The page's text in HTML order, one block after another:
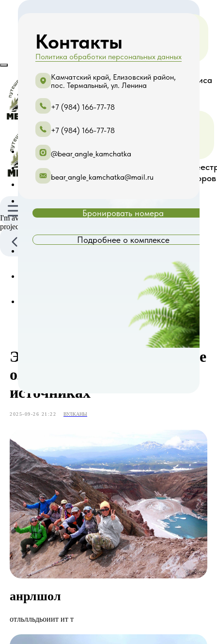
В начало
Туры
Галерея
I'm available for business trips to other cities for
projects lasting a month or longer.
Экскурсия на Толмачевское
озеро купание в горячих
источниках
2025-09-26 21:22 ВУЛКАНЫ
анрлшол
отльлльдьоиит ит т
Гостиничный
комплекс
Комфортное размещение для
индивидуальных групп на собственной
базе премиум-класса, расположенный в
санаторно-курортной зоне Паратунка.
Собственный термальный источник
Бронировать номера
Подробнее о комплексе
и групповые туры уровень сервиса
гиды
Входим в
туроператоров
Контакты
Камчатский край, Елизовский район,
пос. Термальный, ул. Ленина
+7 (984) 166-77-78
+7 (984) 166-77-78
@bear_angle_kamchatka
bear_angle_kamchatka@mail.ru
Политика обработки персональных данных